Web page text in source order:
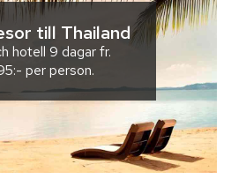
till Thailand
hotell 9 dagarfr.
per person.